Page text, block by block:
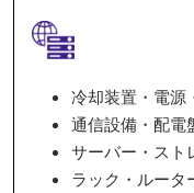
冷却装置・電源
通信設備・配電
サーバー・スト
ラック・ルータ